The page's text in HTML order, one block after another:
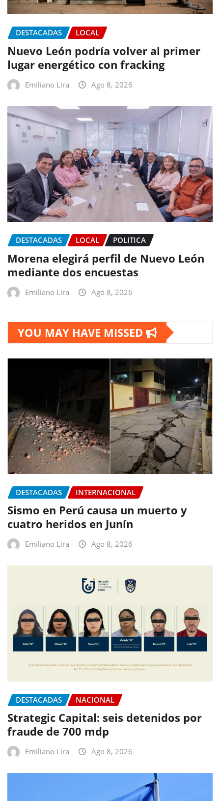
DESTACADAS LOCAL
Nuevo León podría volver al primer
lugar energético con fracking
Emiliano Lira Ago 8, 2026
DESTACADAS LOCAL POLITICA
Morena elegirá perfil de Nuevo León
mediante dos encuestas
Emiliano Lira Ago 8, 2026
YOU MAY HAVE MISSED
DESTACADAS INTERNACIONAL
Sismo en Perú causa un muerto y
cuatro heridos en Junín
Emiliano Lira Ago 8, 2026
DESTACADAS NACIONAL
Strategic Capital: seis detenidos por
fraude de 700 mdp
Emiliano Lira Ago 8, 2026